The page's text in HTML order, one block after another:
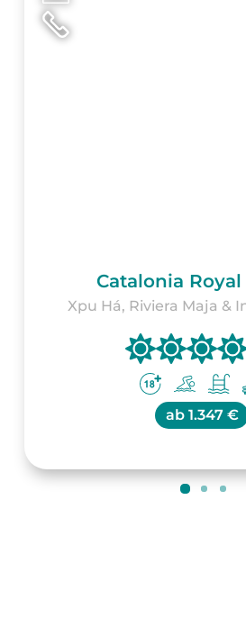
Catalonia
Xpu Há, Riviera Maja &
ab 1.347 €